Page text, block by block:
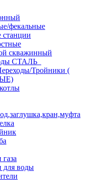
фекальные
станции
скважинный
СТАЛЬ
Тройники (
для воды